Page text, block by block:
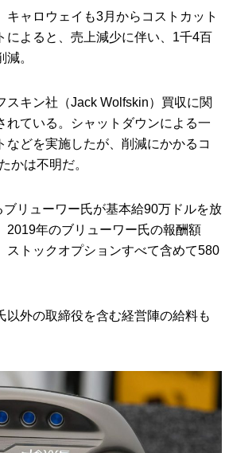
キャロウェイも3月からコストカット
によると、売上減少に伴い、1千4百
。
スキン社（Jack Wolfskin）買収に関
れている。シャットダウンによる一
などを実施したが、削減にかかるコ
かは不明だ。
リューワー氏が基本給90万ドルを放
2019年のブリューワー氏の報酬額
ストックオプションすべて含めて580
以外の取締役を含む経営陣の給料も